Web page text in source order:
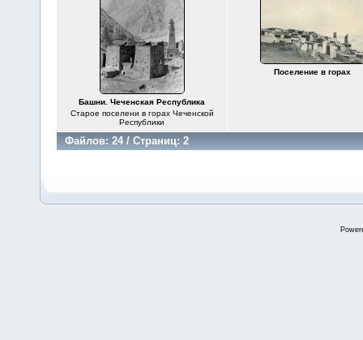
Башни. Чеченская Республика
Старое поселени в горах Чеченской
Республики
Поселение в горах
Файлов: 24 / Страниц: 2